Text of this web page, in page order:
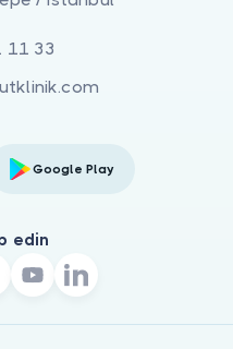
11 33
Google Play
edin